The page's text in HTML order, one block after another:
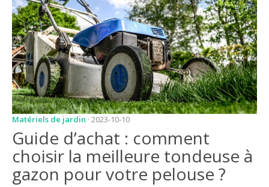
JARDIN
CONSEILS ET
ASTUCES
GUIDES
JARDIN
ENTRETIEN
PISCINE
ENTRETIEN
PARTENAIRES
Matériels de jardin · 2023-10-10
Guide d’achat : comment
choisir la meilleure tondeuse à
gazon pour votre pelouse ?